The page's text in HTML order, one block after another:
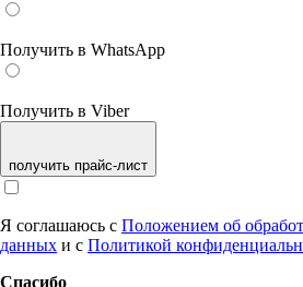
Получить в WhatsApp
Получить в Viber
получить прайс-лист
Я соглашаюсь с Положением об
данных и с Политикой
Спасибо